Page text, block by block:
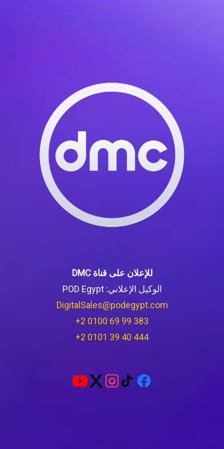
للإعلان على قناة DMC
الوكيل الإعلاني: POD Egypt
DigitalSales@podegypt.com
‪+2 0100 69 99 383‬
‪+2 0101 39 40 444‬